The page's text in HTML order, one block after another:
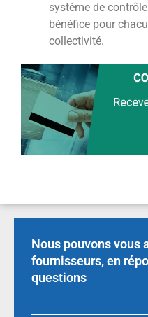
système de
bénéfice pour
collectivité.
Nous pouvons vous
fournisseurs, en
questions